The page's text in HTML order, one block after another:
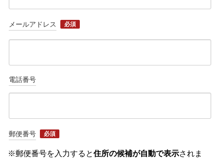
メールアドレス 必須
電話番号
郵便番号 必須
※郵便番号を入力すると住所の候補が自動で表示されま